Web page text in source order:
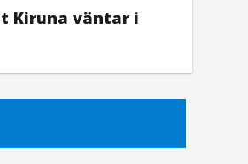
Kiruna väntar i